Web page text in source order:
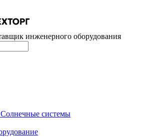
инженерного оборудования
системы